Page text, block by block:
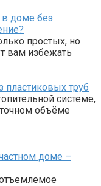
в доме без
простых, но
вам избежать
пластиковых труб
системе,
объёме
доме –